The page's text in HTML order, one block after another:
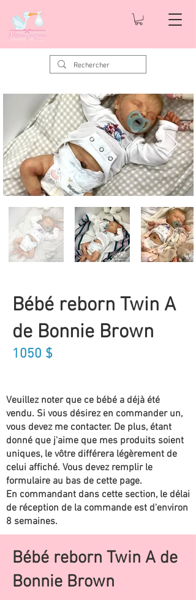
Bébé reborn Twin A
de Bonnie Brown
1050 $
Veuillez noter que ce bébé a déjà été
vendu. Si vous désirez en commander un,
vous devez me contacter. De plus, étant
donné que j'aime que mes produits soient
uniques, le vôtre différera légèrement de
celui affiché. Vous devez remplir le
formulaire au bas de cette page.
En commandant dans cette section, le délai
de réception de la commande est d'environ
8 semaines.
Bébé reborn Twin A de
Bonnie Brown